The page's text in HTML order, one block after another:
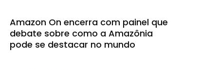
Amazon On encerra com painel que
debate sobre como a Amazônia
pode se destacar no mundo